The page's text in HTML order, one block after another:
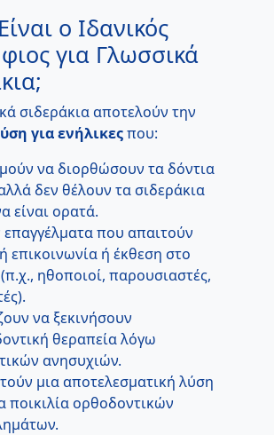
ο Ιδανικός
για Γλωσσικά
σιδεράκια αποτελούν την
για ενήλικεςπου:
να διορθώσουν τα δόντια
δεν θέλουν τα σιδεράκια
είναι ορατά.
που απαιτούν
επικοινωνία ή έκθεση στο
ηθοποιοί, παρουσιαστές,
να ξεκινήσουν
θεραπεία λόγω
ανησυχιών.
μια αποτελεσματική λύση
ποικιλία ορθοδοντικών